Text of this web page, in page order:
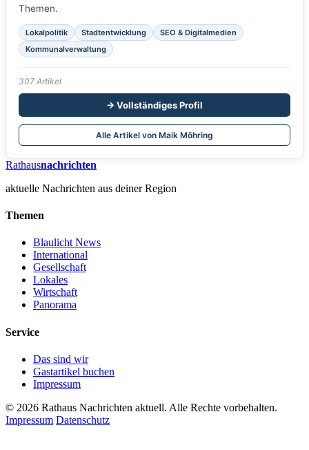
Themen.
Lokalpolitik Stadtentwicklung
SEO & Digitalmedien
Kommunalverwaltung
307 Artikel
→ Vollständiges Profil
Alle Artikel von Maik Möhring
Rathausnachrichten
aktuelle Nachrichten aus deiner Region
Themen
Blaulicht News
International
Gesellschaft
Lokales
Wirtschaft
Panorama
Service
Das sind wir
Gastartikel buchen
Impressum
© 2026 Rathaus Nachrichten aktuell. Alle Rechte vorbehalten.
Impressum Datenschutz